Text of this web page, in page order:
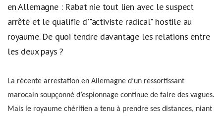
en Allemagne : Rabat nie tout lien avec le suspect
arrêté et le qualifie d'"activiste radical" hostile au
royaume. De quoi tendre davantage les relations entre
les deux pays ?
La récente arrestation en Allemagne d’un ressortissant
marocain soupçonné d’espionnage continue de faire des vagues.
Mais le royaume chérifien a tenu à prendre ses distances, niant